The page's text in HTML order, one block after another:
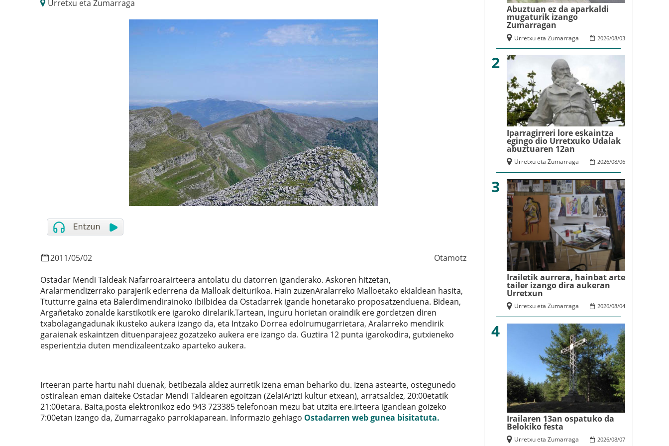
Urretxu eta Zumarraga
2011/05/02
Otamotz
Ostadar Mendi Taldeak Nafarroarairteera antolatu du datorren iganderako. Askoren hitzetan,
Aralarmendizerrako parajerik ederrena da Malloak deiturikoa. Hain zuzenAralarreko Malloetako ekialdean hasita,
Ttutturre gaina eta Balerdimendirainoko ibilbidea da Ostadarrek igande honetarako proposatzenduena. Bidean,
Argañetako zonalde karstikotik ere igaroko direlarik.Tartean, inguru horietan oraindik ere gordetzen diren
txabolagangadunak ikusteko aukera izango da, eta Intzako Dorrea edoIrumugarrietara, Aralarreko mendirik
garaienak eskaintzen dituenparajeez gozatzeko aukera ere izango da. Guztira 12 punta igarokodira, gutxieneko
esperientzia duten mendizaleentzako aparteko aukera.
Irteeran parte hartu nahi duenak, betibezala aldez aurretik izena eman beharko du. Izena astearte, ostegunedo
ostiralean eman daiteke Ostadar Mendi Taldearen egoitzan (ZelaiArizti kultur etxean), arratsaldez, 20:00etatik
21:00etara. Baita,posta elektronikoz edo 943 723385 telefonoan mezu bat utzita ere.Irteera igandean goizeko
7:00etan izango da, Zumarragako parrokiaparean. Informazio gehiago Ostadarren web gunea bisitatuta.
Abuztuan ez da aparkaldi
mugaturik izango
Zumarragan
2026/08/03
Urretxu eta Zumarraga
2
Iparragirreri lore eskaintza
egingo dio Urretxuko Udalak
abuztuaren 12an
2026/08/06
Urretxu eta Zumarraga
3
Irailetik aurrera, hainbat arte
tailer izango dira aukeran
Urretxun
2026/08/04
Urretxu eta Zumarraga
4
Irailaren 13an ospatuko da
Belokiko festa
2026/08/07
Urretxu eta Zumarraga